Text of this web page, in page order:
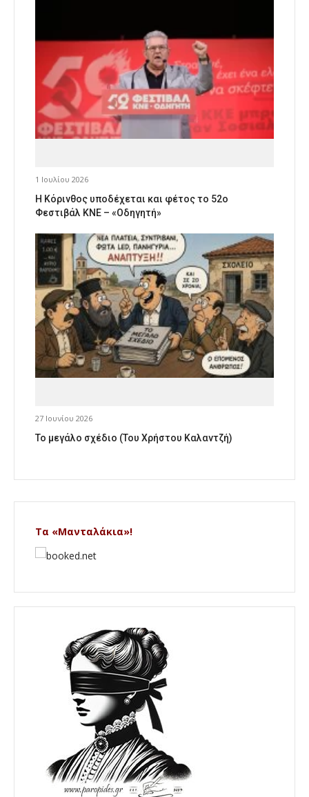
1 Ιουλίου 2026
Η Κόρινθος υποδέχεται και φέτος το 52ο
Φεστιβάλ ΚΝΕ – «Οδηγητή»
27 Ιουνίου 2026
Το μεγάλο σχέδιο (Του Χρήστου Καλαντζή)
Τα «Μανταλάκια»!